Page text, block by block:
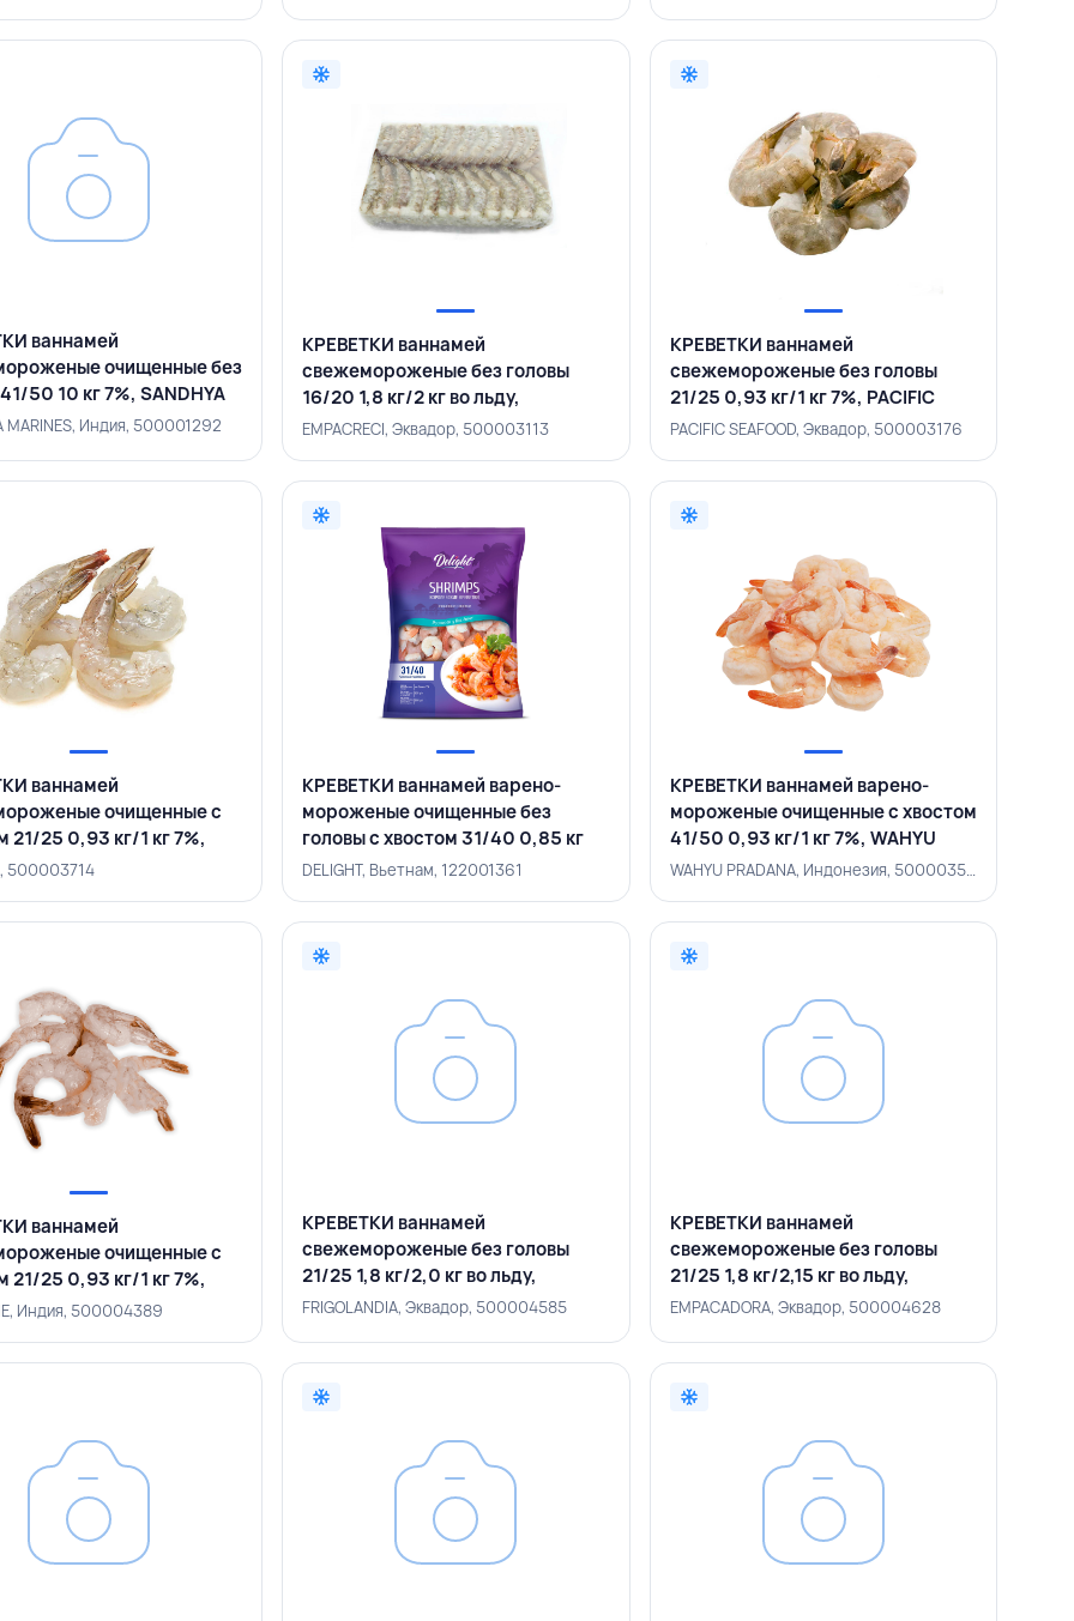
ваннамей
очищенные без
50 10 кг 7%, SANDHYA
ИНДИЯ
MARINES, Индия, 500001292
КРЕВЕТКИ ваннамей
свежемороженые без головы
16/20 1,8 кг/2 кг во льду,
EMPACRECI, ЭКВАДОР
EMPACRECI, Эквадор, 500003113
КРЕВЕТКИ ваннамей
свежемороженые без головы
21/25 0,93 кг/1 кг 7%, PACIFIC
SEAFOOD, ЭКВАДОР
PACIFIC SEAFOOD, Эквадор, 500003176
ваннамей
очищенные с
21/25 0,93 кг/1 кг 7%,
500003714
КРЕВЕТКИ ваннамей варено-
мороженые очищенные без
головы с хвостом 31/40 0,85 кг
7%, DELIGHT, ВЬЕТНАМ
DELIGHT, Вьетнам, 122001361
КРЕВЕТКИ ваннамей варено-
мороженые очищенные c хвостом
41/50 0,93 кг/1 кг 7%, WAHYU
PRADANA, ИНДОНЕЗИЯ
WAHYU PRADANA, Индонезия, 500003526
ваннамей
очищенные с
21/25 0,93 кг/1 кг 7%,
ИНДИЯ
Индия, 500004389
КРЕВЕТКИ ваннамей
свежемороженые без головы
21/25 1,8 кг/2,0 кг во льду,
FRIGOLANDIA, ЭКВАДОР
FRIGOLANDIA, Эквадор, 500004585
КРЕВЕТКИ ваннамей
свежемороженые без головы
21/25 1,8 кг/2,15 кг во льду,
EMPACADORA, ЭКВАДОР
EMPACADORA, Эквадор, 500004628